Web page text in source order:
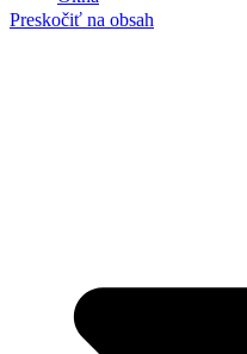
Preskočiť na obsah